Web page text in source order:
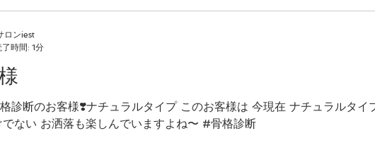
診断のお客様❣️ナチュラルタイプ このお客様は 今現在 ナチュラルタイ
ない お洒落も楽しんでいますよね〜 #骨格診断
ロンiest
了時間: 1分